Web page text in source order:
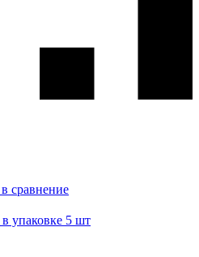
сравнение
упаковке 5 шт